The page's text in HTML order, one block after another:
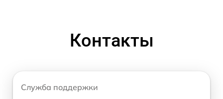
Контакты
Служба поддержки